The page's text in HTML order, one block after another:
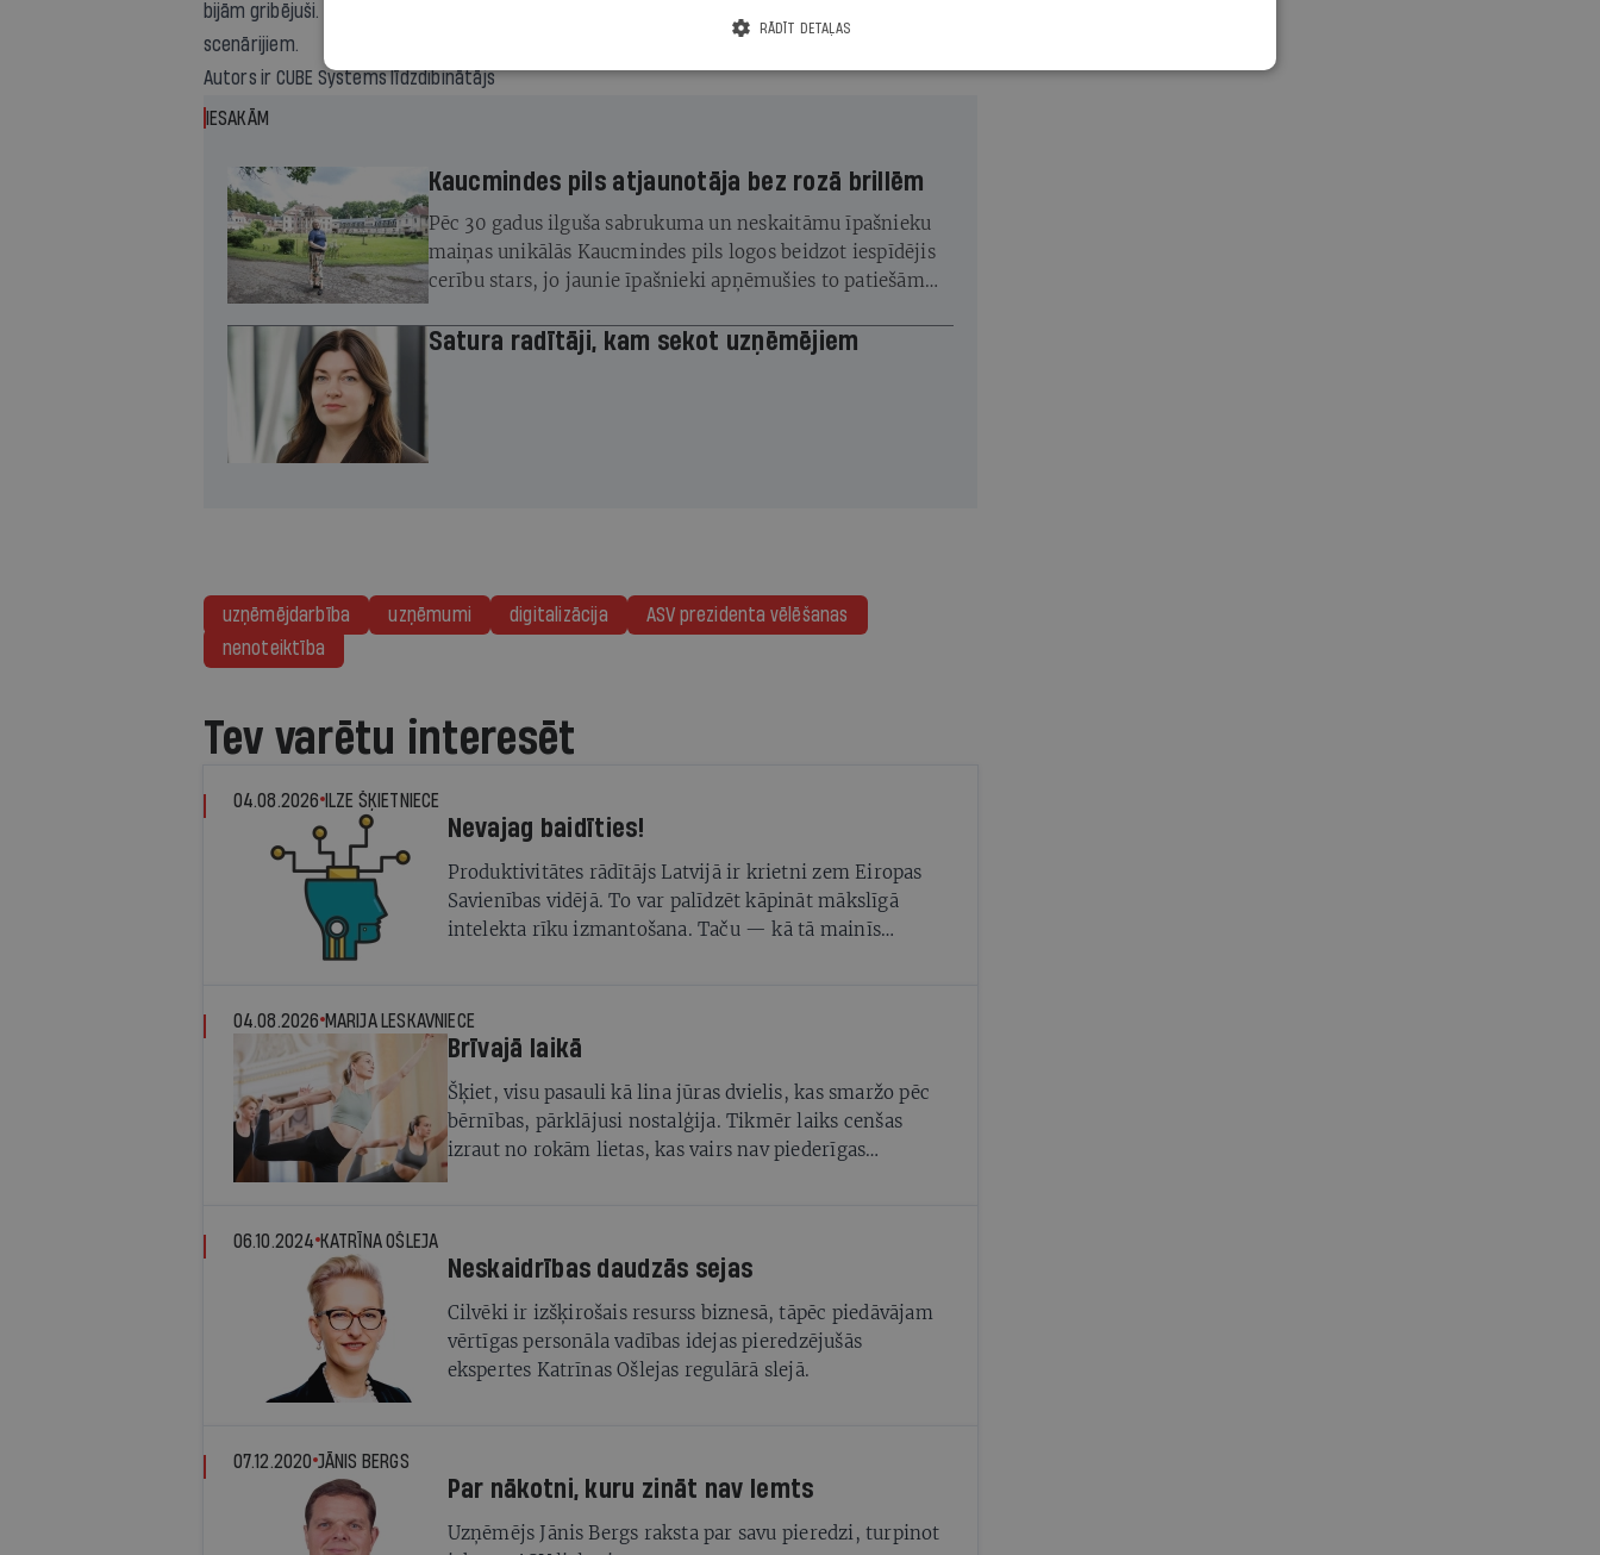
bijām gribējuši. Bet tieši tehnoloģijas var palīdzēt sagatavoties dažādiem nākotnes attīstības
scenārijiem.
Autors ir CUBE Systemslīdzdibinātājs
IESAKĀM
Kaucmindes pils atjaunotāja bez rozā brillēm
Pēc 30 gadus ilguša sabrukuma un neskaitāmu īpašnieku
maiņas unikālās Kaucmindes pils logos beidzot iespīdējis
cerību stars, jo jaunie īpašnieki apņēmušies to patiešām
atjaunot
Satura radītāji, kam sekot uzņēmējiem
uzņēmējdarbība uzņēmumi digitalizācija
ASV prezidenta vēlēšanas
nenoteiktība
Tev varētu interesēt
04.08.2026 ILZE ŠĶIETNIECE
Nevajag baidīties!
Produktivitātes rādītājs Latvijā ir krietni zem Eiropas
Savienības vidējā. To var palīdzēt kāpināt mākslīgā
intelekta rīku izmantošana. Taču — kā tā mainīs
04.08.2026 MARIJA LESKAVNIECE
Brīvajā laikā
Šķiet, visu pasauli kā lina jūras dvielis, kas smaržo pēc
bērnības, pārklājusi nostalģija. Tikmēr laiks cenšas
izraut no rokām lietas, kas vairs nav piederīgas
mūsdienām
06.10.2024 KATRĪNA OŠLEJA
Neskaidrības daudzās sejas
Cilvēki ir izšķirošais resurss biznesā, tāpēc piedāvājam
vērtīgas personāla vadības idejas pieredzējušās
ekspertes Katrīnas Ošlejas regulārā slejā.
07.12.2020 JĀNIS BERGS
Par nākotni, kuru zināt nav lemts
Uzņēmējs Jānis Bergs raksta par savu pieredzi, turpinot
RĀDĪT DETAĻAS